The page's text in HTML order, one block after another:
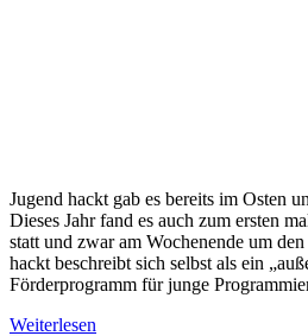
Jugend hackt gab es bereits im Osten
Dieses Jahr fand es auch zum ersten
statt und zwar am Wochenende um
hackt beschreibt sich selbst als ein
Förderprogramm für junge
Weiterlesen